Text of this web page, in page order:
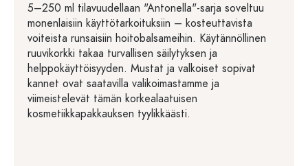
5–250 ml tilavuudellaan "Antonella"-sarja soveltuu
monenlaisiin käyttötarkoituksiin – kosteuttavista
voiteista runsaisiin hoitobalsameihin. Käytännöllinen
ruuvikorkki takaa turvallisen säilytyksen ja
helppokäyttöisyyden. Mustat ja valkoiset sopivat
kannet ovat saatavilla valikoimastamme ja
viimeistelevät tämän korkealaatuisen
kosmetiikkapakkauksen tyylikkäästi.